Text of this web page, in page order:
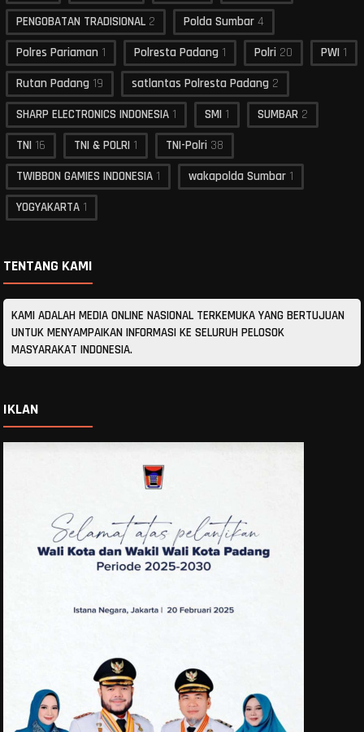
PENGOBATAN TRADISIONAL 2 Polda Sumbar 4
Polres Pariaman 1 Polresta Padang 1 Polri 20 PWI 1
Rutan Padang 19 satlantas Polresta Padang 2
SHARP ELECTRONICS INDONESIA 1 SMI 1 SUMBAR 2
TNI 16 TNI & POLRI 1 TNI-Polri 38
TWIBBON GAMIES INDONESIA 1 wakapolda Sumbar 1
YOGYAKARTA 1
TENTANG KAMI
KAMI ADALAH MEDIA ONLINE NASIONAL TERKEMUKA YANG BERTUJUAN
UNTUK MENYAMPAIKAN INFORMASI KE SELURUH PELOSOK
MASYARAKAT INDONESIA.
IKLAN